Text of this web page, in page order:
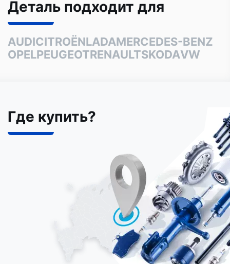
Деталь подходит для
AUDICITROËNLADAMERCEDES-BENZ
OPELPEUGEOTRENAULTSKODAVW
Где купить?